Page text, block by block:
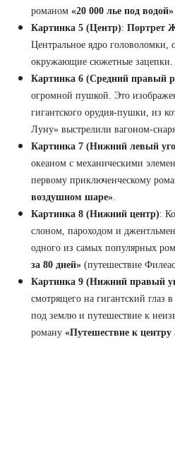
романом «20 000 лье под водой»
Картинка 5 (Центр): Портрет
Центральное ядро головоломки,
окружающие сюжетные зацепки.
Картинка 6 (Средний правый
огромной пушкой. Это
гигантского орудия-пушки, из
Луну» выстрелили вагоном-
Картинка 7 (Нижний левый
океаном с механическими
первому приключенческому
воздушном шаре».
Картинка 8 (Нижний центр):
слоном, пароходом и
одного из самых популярных
за 80 дней» (путешествие
Картинка 9 (Нижний правый
смотрящего на гигантский глаз
под землю и путешествие к
роману «Путешествие к центру